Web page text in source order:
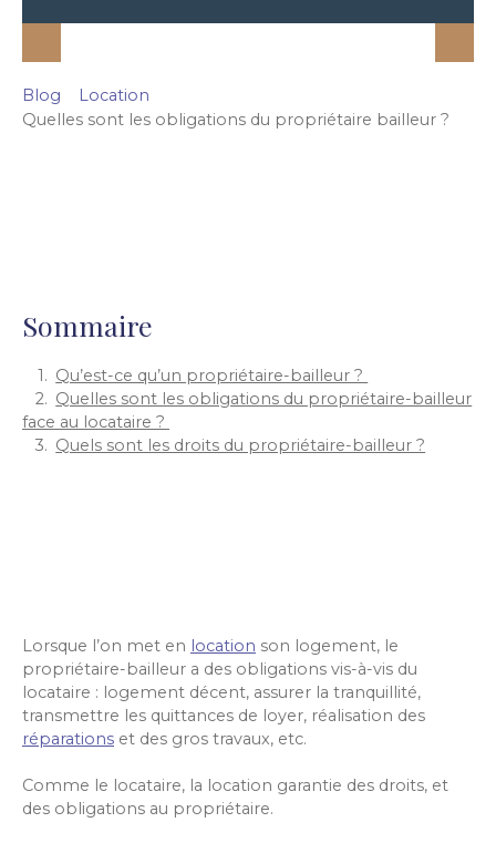
Blog
Location
Quelles sont les obligations du propriétaire bailleur ?
Sommaire
Qu’est-ce qu’un propriétaire-bailleur ?
Quelles sont les obligations du propriétaire-bailleur
face au locataire ?
Quels sont les droits du propriétaire-bailleur ?
Lorsque l’on met en location son logement, le
propriétaire-bailleur a des obligations vis-à-vis du
locataire : logement décent, assurer la tranquillité,
transmettre les quittances de loyer, réalisation des
réparations et des gros travaux, etc.
Comme le locataire, la location garantie des droits, et
des obligations au propriétaire.